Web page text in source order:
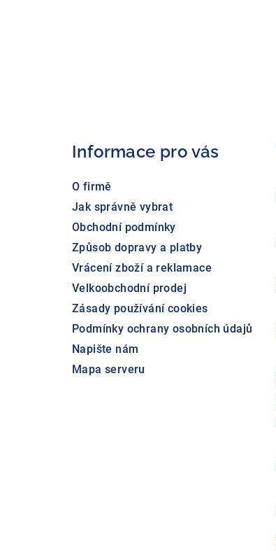
Informace pro vás
O firmě
Jak správně vybrat
Obchodní podmínky
Způsob dopravy a platby
Vrácení zboží a reklamace
Velkoobchodní prodej
Zásady používání cookies
Podmínky ochrany osobních údajů
Napište nám
Mapa serveru